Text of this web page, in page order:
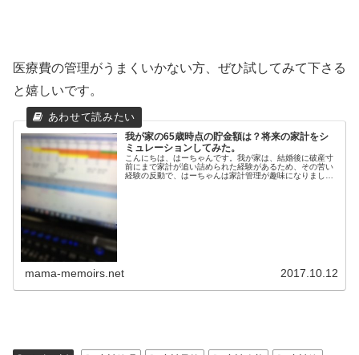
医療費の管理がうまくいかない方、ぜひ試してみて下さる
と嬉しいです。
我が家の65歳時点の貯金額は？将来の家計をシ
ミュレーションしてみた。
こんにちは、はーちゃんです。我が家は、結婚後に破産寸
前にまで家計が追い詰められた経験があるため、その苦い
経験の反動で、はーちゃんは家計管理が趣味になりまし
mama-memoirs.net 2017.10.12